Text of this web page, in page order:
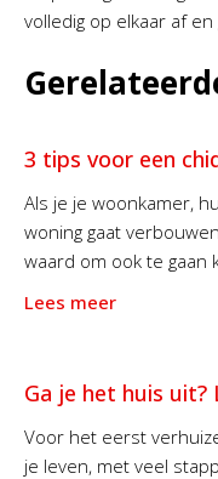
volledig op elkaar af
3 tips voor een
Als je je woonkamer,
woning gaat
waard om ook te gaan
Lees meer
Ga je het huis uit?
Voor het eerst
je leven, met veel